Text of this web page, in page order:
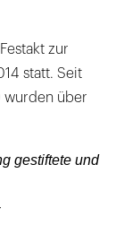
zur
statt. Seit
wurden über
gestiftete und